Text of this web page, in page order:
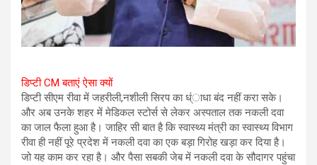
डिप्टी CM बताएं ऐसा क्यों
डिप्टी सीएम रीवा में जहरीली,नशीली सिरप का ध्ंाधा बंद नहीं करा सके।
और अब उनके शहर में मेडिकल स्टोर्स से लेकर अस्पताल तक नकली दवा
का जाल फैला हुआ है। जाहिर सी बात है कि स्वास्थ्य मंत्री का स्वास्थ्य विभाग
रीवा ही नहीं पूरे प्रदेश में नकली दवा का एक बड़ा गिरोह खड़ा कर दिया है।
जो यह काम कर रहा है। और पैसा सबकी जेब में नकली दवा के सौदागर पहुंचा